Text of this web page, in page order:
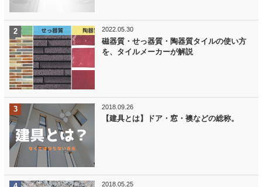
2022.05.30
磁器質・せっ器質・陶器質タイルの使い方
を、タイルメーカーが解説
2018.09.26
【建具とは】ドア・窓・襖などの総称。
2018.05.25